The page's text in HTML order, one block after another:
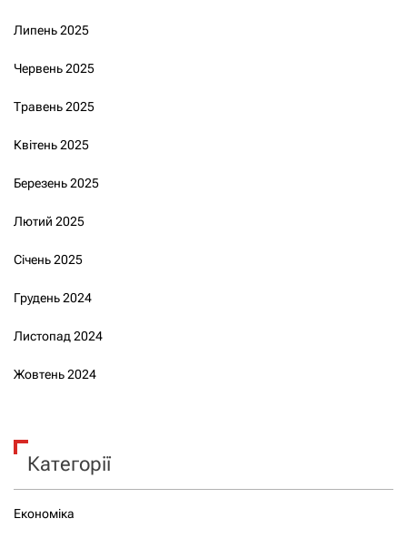
Липень 2025
Червень 2025
Травень 2025
Квітень 2025
Березень 2025
Лютий 2025
Січень 2025
Грудень 2024
Листопад 2024
Жовтень 2024
Категорії
Економіка